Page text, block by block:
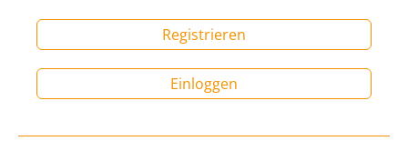
Registrieren
Einloggen